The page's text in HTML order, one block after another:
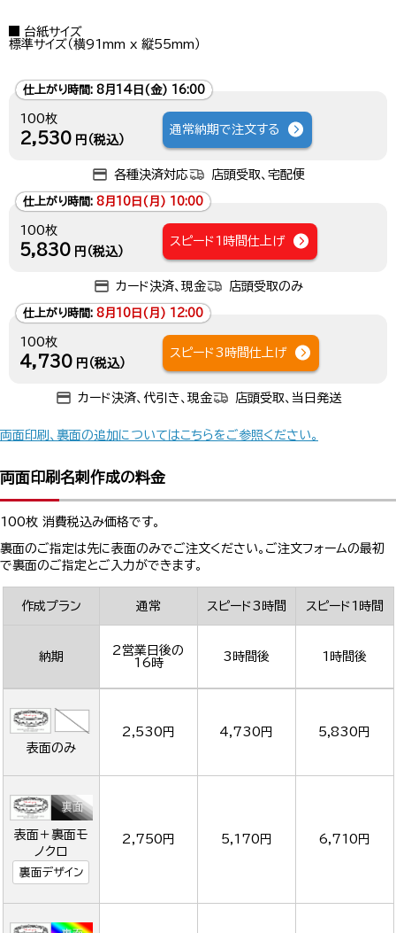
台紙サイズ
標準サイズ（横91mm x 縦55mm）
仕上がり時間: 8月14日(金) 16:00
100枚
2,530 円（税込）
通常納期で注文する
各種決済対応 店頭受取、宅配便
仕上がり時間: 8月10日(月) 10:00
100枚
5,830 円（税込）
スピード1時間仕上げ
カード決済、現金 店頭受取のみ
仕上がり時間: 8月10日(月) 12:00
100枚
4,730 円（税込）
スピード3時間仕上げ
カード決済、代引き、現金 店頭受取、当日発送
両面印刷、裏面の追加についてはこちらをご参照ください。
両面印刷名刺作成の料金
100枚 消費税込み価格です。
裏面のご指定は先に表面のみでご注文ください。ご注文フォームの最初
で裏面のご指定とご入力ができます。
作成プラン 通常 スピード3時間 スピード1時間
納期
2営業日後の
16時
3時間後 1時間後
表面のみ
2,530円 4,730円 5,830円
表面＋裏面モ
ノクロ
裏面デザイン
2,750円 5,170円 6,710円